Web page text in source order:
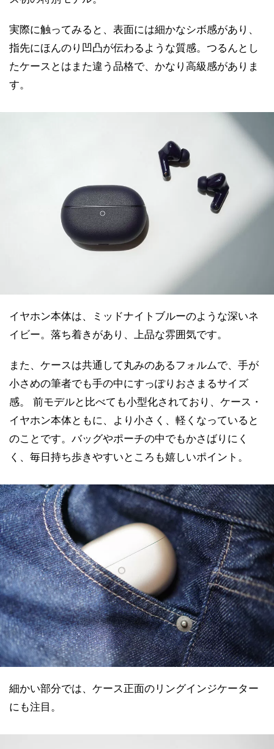
実際に触ってみると、表面には細かなシボ感があり、
指先にほんのり凹凸が伝わるような質感。つるんとし
たケースとはまた違う品格で、かなり高級感がありま
す。
イヤホン本体は、ミッドナイトブルーのような深いネ
イビー。落ち着きがあり、上品な雰囲気です。
また、ケースは共通して丸みのあるフォルムで、手が
小さめの筆者でも手の中にすっぽりおさまるサイズ
感。 前モデルと比べても小型化されており、ケース・
イヤホン本体ともに、より小さく、軽くなっていると
のことです。バッグやポーチの中でもかさばりにく
く、毎日持ち歩きやすいところも嬉しいポイント。
細かい部分では、ケース正面のリングインジケーター
にも注目。